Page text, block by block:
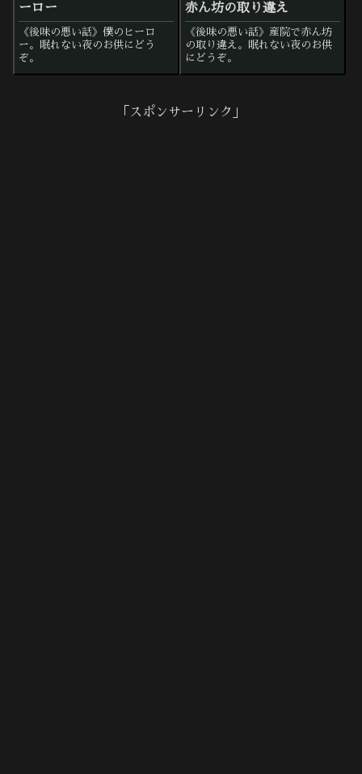
ーロー
《後味の悪い話》僕のヒーロ
ー。眠れない夜のお供にどう
ぞ。
赤ん坊の取り違え
《後味の悪い話》産院で赤ん坊
の取り違え。眠れない夜のお供
にどうぞ。
「スポンサーリンク」